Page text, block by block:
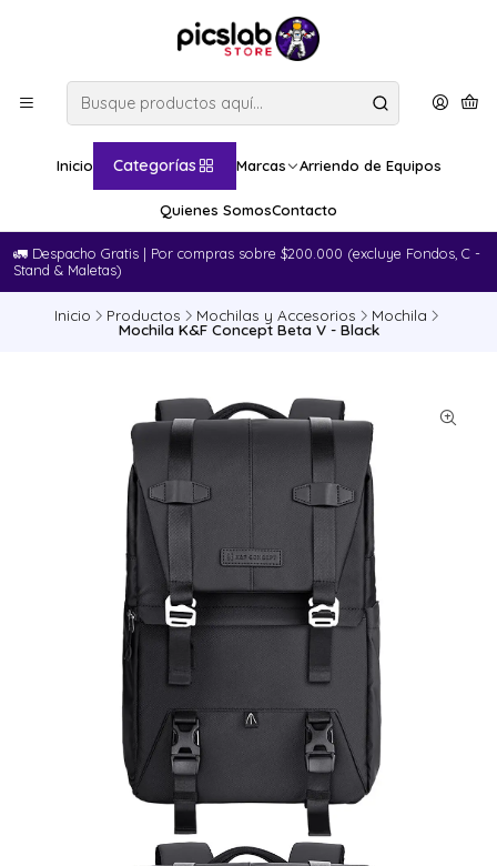
Inicio Categorías Marcas Arriendo de Equipos
Quienes SomosContacto
🚛​ Despacho Gratis | Por compras sobre $200.000 (excluye Fondos, C -
Stand & Maletas)
Inicio Productos Mochilas y Accesorios Mochila
Mochila K&F Concept Beta V - Black